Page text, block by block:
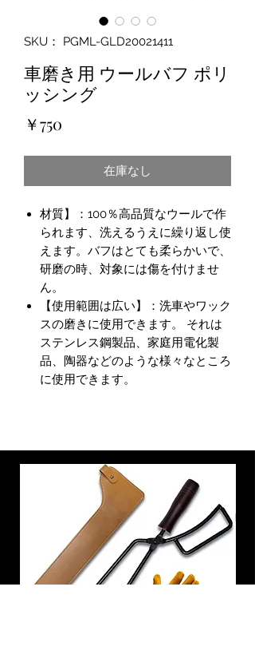
SKU： PGML-GLD20021411
車磨き用 ウールバフ ポリ
ッシング
￥750
在庫なし
材質】：100％高品質なウールで作
られます、洗えるうえに繰り返し使
えます。バフはとても柔らかいで、
研磨の時、対象には傷を付けませ
ん。
【使用範囲は広い】：洗車やワック
スの磨きに使用できます。 それは
ステンレス鋼製品、家庭用電化製
品、陶器などのような様々なところ
に使用できます。